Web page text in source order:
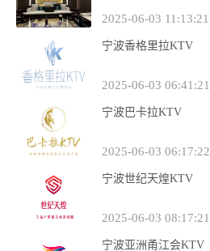
2025-06-03 11:13:21
宁波香格里拉KTV
2025-06-03 06:41:21
宁波巴卡拉KTV
2025-06-03 06:17:22
宁波世纪天煌KTV
2025-06-03 08:17:21
宁波亚洲甬江会KTV